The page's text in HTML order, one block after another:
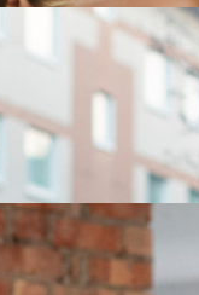
og internett
du vil tegne nye